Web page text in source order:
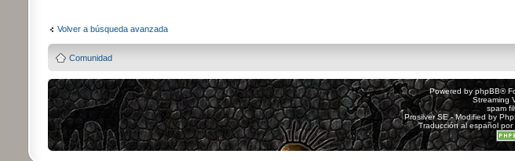
Volver a búsqueda avanzada
Comunidad
Powered by phpBB®
Streaming
spam
Prosilver SE - Modified by
Traducción al español por